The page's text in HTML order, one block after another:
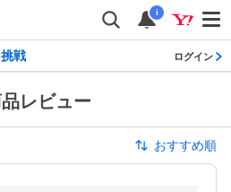
i
戦 ログイン
レビュー
おすすめ順